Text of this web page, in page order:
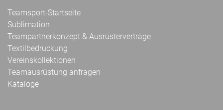
Teamsport-Startseite
Sublimation
Teampartnerkonzept & Ausrüsterverträge
Textilbedruckung
Vereinskollektionen
Teamausrüstung anfragen
Kataloge